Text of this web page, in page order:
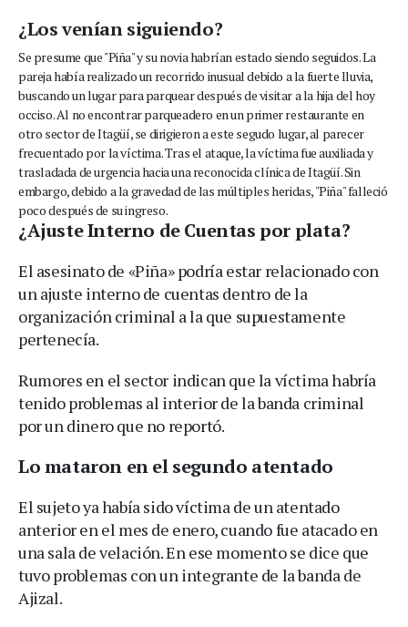
¿Los venían siguiendo?
Se presume que "Piña" y su novia habrían estado siendo seguidos. La
pareja había realizado un recorrido inusual debido a la fuerte lluvia,
buscando un lugar para parquear después de visitar a la hija del hoy
occiso. Al no encontrar parqueadero en un primer restaurante en
otro sector de Itagüí, se dirigieron a este segudo lugar, al parecer
frecuentado por la víctima. Tras el ataque, la víctima fue auxiliada y
trasladada de urgencia hacia una reconocida clínica de Itagüí. Sin
embargo, debido a la gravedad de las múltiples heridas, "Piña" falleció
poco después de su ingreso.
¿Ajuste Interno de Cuentas por plata?
El asesinato de «Piña» podría estar relacionado con
un ajuste interno de cuentas dentro de la
organización criminal a la que supuestamente
pertenecía.
Rumores en el sector indican que la víctima habría
tenido problemas al interior de la banda criminal
por un dinero que no reportó.
Lo mataron en el segundo atentado
El sujeto ya había sido víctima de un atentado
anterior en el mes de enero, cuando fue atacado en
una sala de velación. En ese momento se dice que
tuvo problemas con un integrante de la banda de
Ajizal.